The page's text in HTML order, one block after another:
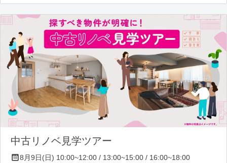
中古リノベ見学ツアー
8月9日(日) 10:00~12:00 / 13:00~15:00 / 16:00~18:00